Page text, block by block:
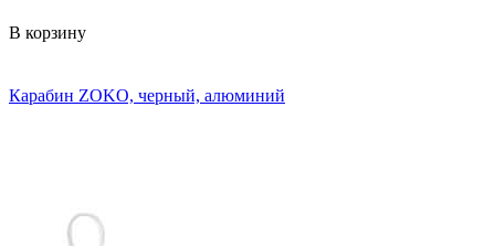
В корзину
Карабин ZOKО, черный, алюминий